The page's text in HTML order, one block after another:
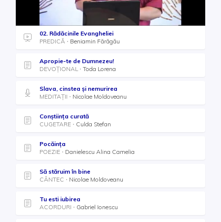
02. Rădăcinile Evangheliei
PREDICĂ
Beniamin Fărăgău
Apropie-te de Dumnezeu!
DEVOȚIONAL
Toda Lorena
Slava, cinstea și nemurirea
MEDITAȚII
Nicolae Moldoveanu
Conștiința curată
CUGETARE
Culda Stefan
Pocăința
POEZIE
Danielescu Alina Camelia
Să stăruim în bine
CÂNTEC
Nicolae Moldoveanu
Tu esti iubirea
ACORDURI
Gabriel Ionescu